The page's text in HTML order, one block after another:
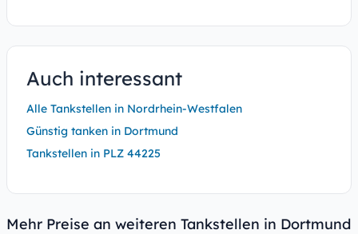
Auch interessant
Alle Tankstellen in Nordrhein-Westfalen
Günstig tanken in Dortmund
Tankstellen in PLZ 44225
Mehr Preise an weiteren Tankstellen in Dortmund